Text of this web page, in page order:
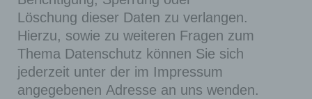
Löschung dieser Daten zu verlangen.
Hierzu, sowie zu weiteren Fragen zum
Thema Datenschutz können Sie sich
jederzeit unter der im Impressum
angegebenen Adresse an uns wenden.
erdau
er: Bis
zum
Ende
der